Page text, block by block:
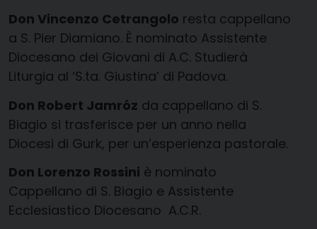
Don Vincenzo Cetrangolo resta cappellano
a S. Pier Diamiano. È nominato Assistente
Diocesano dei Giovani di A.C. Studierà
Liturgia al ‘S.ta. Giustina’ di Padova.
Don Robert Jamróz da cappellano di S.
Biagio si trasferisce per un anno nella
Diocesi di Gurk, per un’esperienza pastorale.
Don Lorenzo Rossini è nominato
Cappellano di S. Biagio e Assistente
Ecclesiastico Diocesano A.C.R.